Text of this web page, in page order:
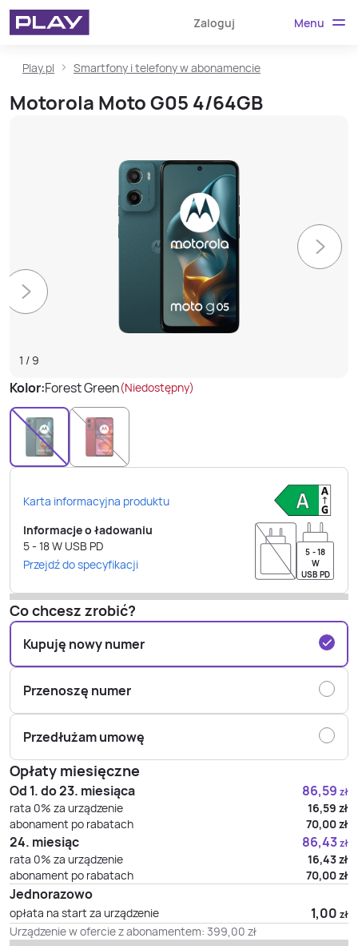
Zaloguj Menu
Play.pl Smartfony i telefony w abonamencie
Motorola Moto G05 4/64GB
1 / 9
Kolor:Forest Green(Niedostępny)
Karta informacyjna produktu
Informacje o ładowaniu
5 - 18W USB PD
Przejdź do specyfikacji
5 - 18
W
USB PD
Co chcesz zrobić?
Kupuję nowy numer
Przenoszę numer
Przedłużam umowę
Opłaty miesięczne
Od 1. do 23. miesiąca 86,59 zł
rata 0% za urządzenie 16,59 zł
abonament po rabatach
70,00zł
24. miesiąc 86,43zł
rata 0% za urządzenie 16,43zł
abonament po rabatach
70,00zł
Jednorazowo
opłata na start za urządzenie 1,00 zł
Urządzenie w ofercie z abonamentem: 399,00 zł